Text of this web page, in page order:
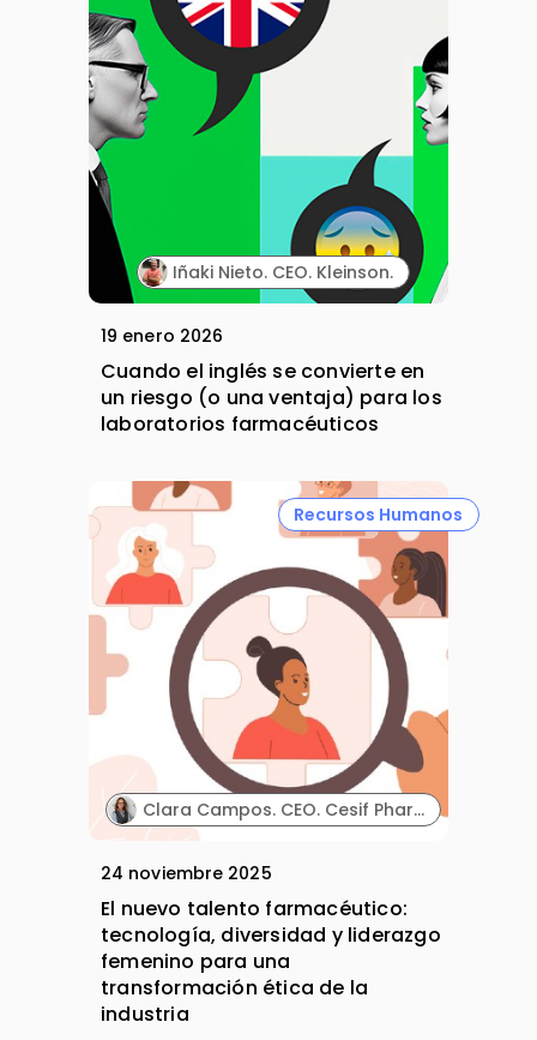
Iñaki Nieto. CEO. Kleinson.
19 enero 2026
Cuando el inglés se convierte en
un riesgo (o una ventaja) para los
laboratorios farmacéuticos
Recursos Humanos
Clara Campos. CEO. Cesif Pharma Business School.
24 noviembre 2025
El nuevo talento farmacéutico:
tecnología, diversidad y liderazgo
femenino para una
transformación ética de la
industria